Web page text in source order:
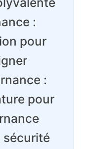
:
pour
:
pour
sécurité